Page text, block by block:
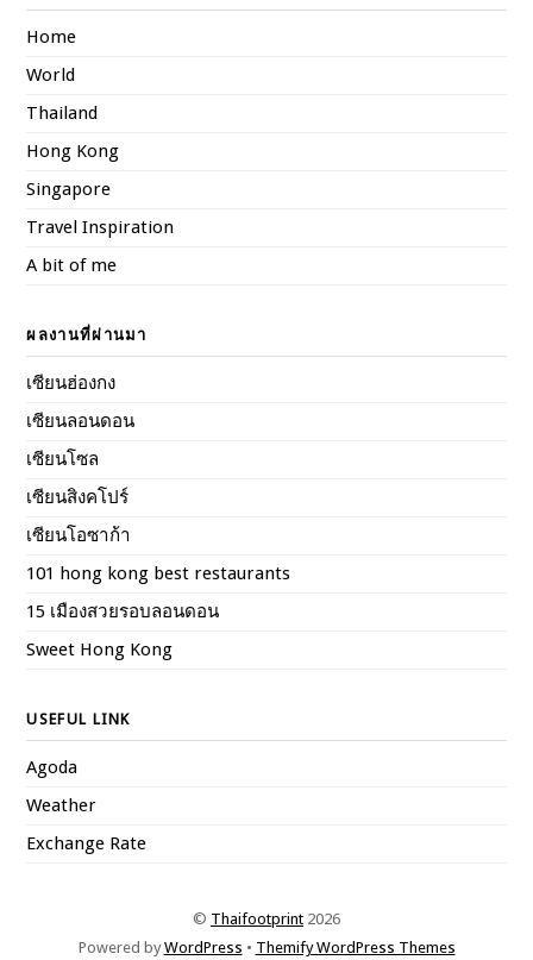
Home
World
Thailand
Hong Kong
Singapore
Travel Inspiration
A bit of me
ผลงานที่ผ่านมา
เซียนฮ่องกง
เซียนลอนดอน
เซียนโซล
เซียนสิงคโปร์
เซียนโอซาก้า
101 hong kong best restaurants
15 เมืองสวยรอบลอนดอน
Sweet Hong Kong
USEFUL LINK
Agoda
Weather
Exchange Rate
© Thaifootprint 2026
Powered byWordPress • Themify WordPress Themes